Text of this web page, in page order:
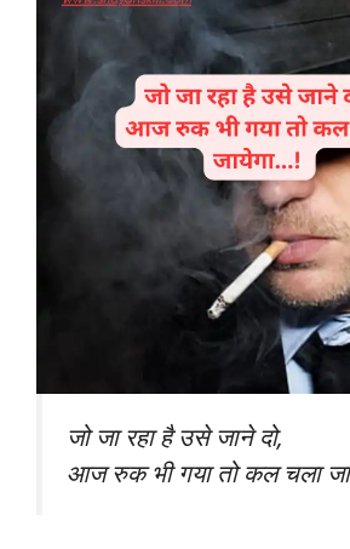
जो जा रहा है उसे जाने दो,
आज रुक भी गया तो कल चला